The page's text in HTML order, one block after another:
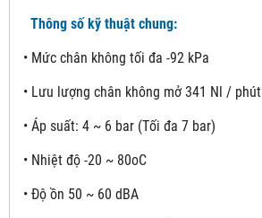
Thông số kỹ thuật chung:
• Mức chân không tối đa -92 kPa
• Lưu lượng chân không mở 341 Nl / phút
• Áp suất: 4 ~ 6 bar (Tối đa 7 bar)
• Nhiệt độ -20 ~ 80oC
• Độ ồn 50 ~ 60 dBA